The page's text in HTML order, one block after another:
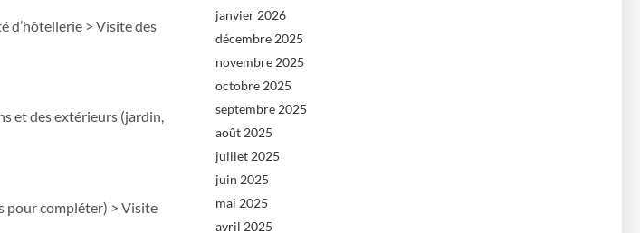
d’hôtellerie > Visite des
et des extérieurs (jardin,
pour compléter) > Visite
janvier 2026
décembre 2025
novembre 2025
octobre 2025
septembre 2025
août 2025
juillet 2025
juin 2025
mai 2025
avril 2025